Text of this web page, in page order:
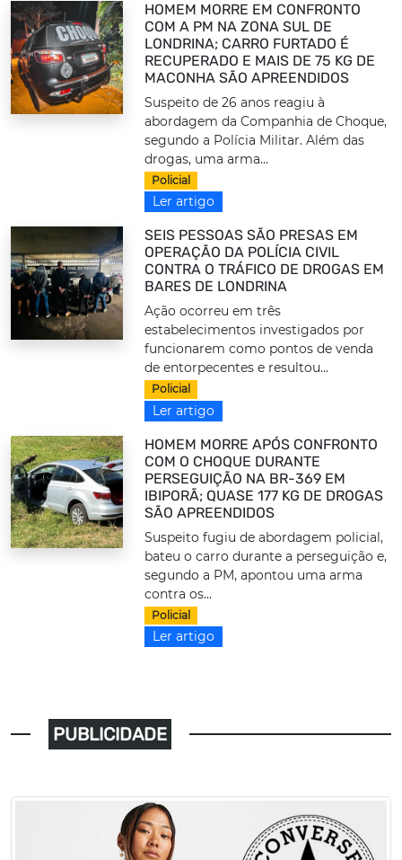
HOMEM MORRE EM CONFRONTO
COM A PM NA ZONA SUL DE
LONDRINA; CARRO FURTADO É
RECUPERADO E MAIS DE 75 KG DE
MACONHA SÃO APREENDIDOS
Suspeito de 26 anos reagiu à
abordagem da Companhia de Choque,
segundo a Polícia Militar. Além das
drogas, uma arma...
Policial
Ler artigo
SEIS PESSOAS SÃO PRESAS EM
OPERAÇÃO DA POLÍCIA CIVIL
CONTRA O TRÁFICO DE DROGAS EM
BARES DE LONDRINA
Ação ocorreu em três
estabelecimentos investigados por
funcionarem como pontos de venda
de entorpecentes e resultou...
Policial
Ler artigo
HOMEM MORRE APÓS CONFRONTO
COM O CHOQUE DURANTE
PERSEGUIÇÃO NA BR-369 EM
IBIPORÃ; QUASE 177 KG DE DROGAS
SÃO APREENDIDOS
Suspeito fugiu de abordagem policial,
bateu o carro durante a perseguição e,
segundo a PM, apontou uma arma
contra os...
Policial
Ler artigo
PUBLICIDADE